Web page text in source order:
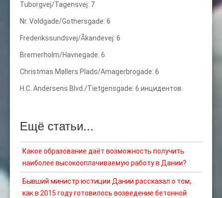
Tuborgvej/Tagensvej: 7
Nr. Voldgade/Gothersgade: 6
Frederikssundsvej/Åkandevej: 6
Bremerholm/Havnegade: 6
Christmas Møllers Plads/Amagerbrogade: 6
H.C. Andersens Blvd./Tietgensgade: 6 инцидентов.
Ещё статьи...
Какое образование даёт возможность получить
наиболее высокооплачиваемую работу в Дании?
Бывший министр юстиции Дании рассказал о том,
как в 2015 году готовилось возведение бетонной